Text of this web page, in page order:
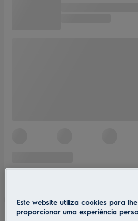
Este website utiliza cookies para lhe
proporcionar uma experiência